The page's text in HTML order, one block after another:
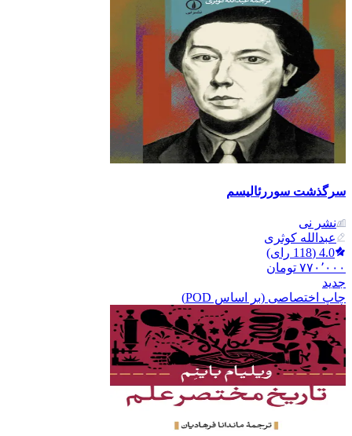
سرگذشت سوررئالیسم
نشر نی
عبدالله کوثری
4.0
(
118 رای)
۷۷۰٬۰۰۰ تومان
جدید
چاپ اختصاصی (بر اساس POD)